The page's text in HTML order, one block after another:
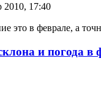
2010, 17:40
это в феврале, а
и погода в